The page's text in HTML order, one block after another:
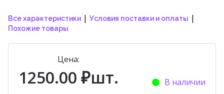
Все характеристики | Условия поставки и оплаты |
Похожие товары
Цена:
1250.00 ₽шт. В наличии